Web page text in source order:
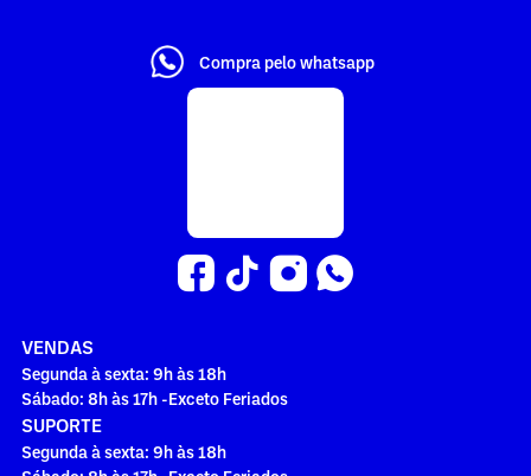
Compra pelo whatsapp
VENDAS
Segunda à sexta: 9h às 18h
Sábado: 8h às 17h -Exceto Feriados
SUPORTE
Segunda à sexta: 9h às 18h